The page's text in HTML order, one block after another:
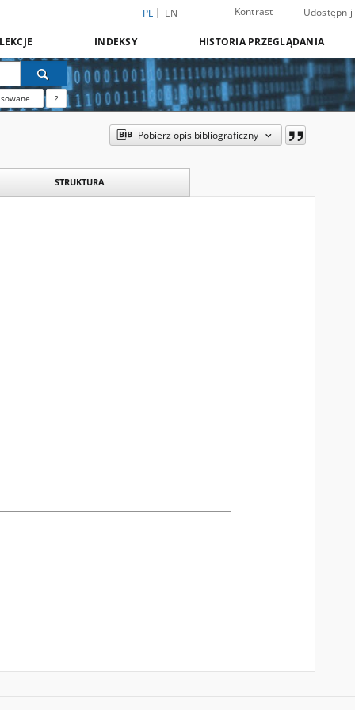
PL EN Kontrast Udostępnij
INDEKSY HISTORIA PRZEGLĄDANIA
?
Pobierz opis bibliograficzny
STRUKTURA